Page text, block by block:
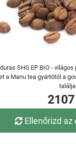
SHG EP BIO -
a Manu tea gyártótól a
Ellenőrizd